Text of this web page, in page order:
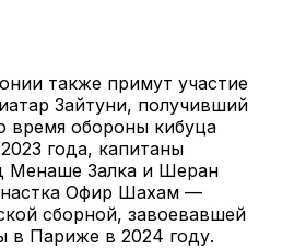
также примут участие
Зайтуни, получивший
время обороны кибуца
года, капитаны
Менаше Залка и Шеран
Офир Шахам —
сборной, завоевавшей
в Париже в 2024 году.